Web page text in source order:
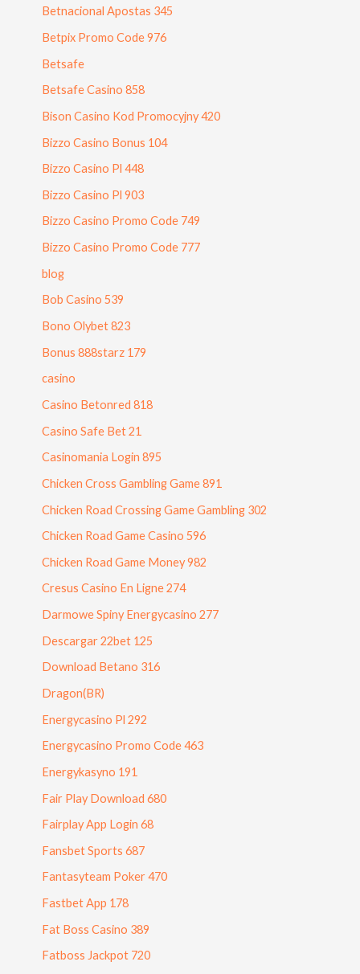
Betnacional Apostas 345
Betpix Promo Code 976
Betsafe
Betsafe Casino 858
Bison Casino Kod Promocyjny 420
Bizzo Casino Bonus 104
Bizzo Casino Pl 448
Bizzo Casino Pl 903
Bizzo Casino Promo Code 749
Bizzo Casino Promo Code 777
blog
Bob Casino 539
Bono Olybet 823
Bonus 888starz 179
casino
Casino Betonred 818
Casino Safe Bet 21
Casinomania Login 895
Chicken Cross Gambling Game 891
Chicken Road Crossing Game Gambling 302
Chicken Road Game Casino 596
Chicken Road Game Money 982
Cresus Casino En Ligne 274
Darmowe Spiny Energycasino 277
Descargar 22bet 125
Download Betano 316
Dragon(BR)
Energycasino Pl 292
Energycasino Promo Code 463
Energykasyno 191
Fair Play Download 680
Fairplay App Login 68
Fansbet Sports 687
Fantasyteam Poker 470
Fastbet App 178
Fat Boss Casino 389
Fatboss Jackpot 720